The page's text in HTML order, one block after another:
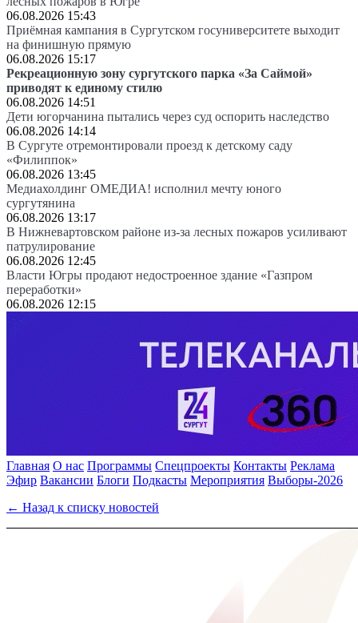
06.08.2026 15:43
Приёмная кампания в Сургутском госуниверситете выходит
на финишную прямую
06.08.2026 15:17
Рекреационную зону сургутского парка «За Саймой»
приводят к единому стилю
06.08.2026 14:51
Дети югорчанина пытались через суд оспорить наследство
06.08.2026 14:14
В Сургуте отремонтировали проезд к детскому саду
«Филиппок»
06.08.2026 13:45
Медиахолдинг ОМЕДИА! исполнил мечту юного
сургутянина
06.08.2026 13:17
В Нижневартовском районе из-за лесных пожаров усиливают
патрулирование
06.08.2026 12:45
Власти Югры продают недостроенное здание «Газпром
переработки»
06.08.2026 12:15
Главная О нас Программы Спецпроекты Контакты Реклама
Эфир Вакансии Блоги Подкасты Мероприятия Выборы-2026
← Назад к списку новостей